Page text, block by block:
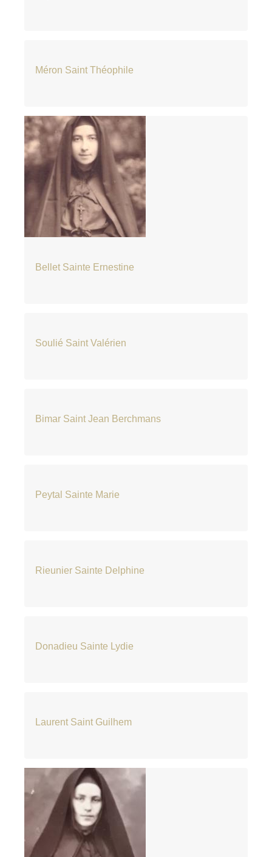
Méron Saint Théophile
Bellet Sainte Ernestine
Soulié Saint Valérien
Bimar Saint Jean Berchmans
Peytal Sainte Marie
Rieunier Sainte Delphine
Donadieu Sainte Lydie
Laurent Saint Guilhem